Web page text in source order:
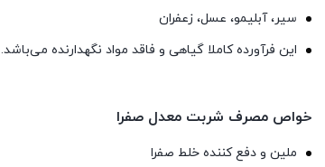
ﺳﻴﺮ، آﺑﻠﻴﻤﻮ، ﻋﺴﻞ، زﻋﻔﺮان
این فرآورده کاملا گیاهی و فاقد مواد نگهدارنده می‌باشد.
خواص مصرف شربت معدل صفرا
ملین و دفع کننده خلط صفرا